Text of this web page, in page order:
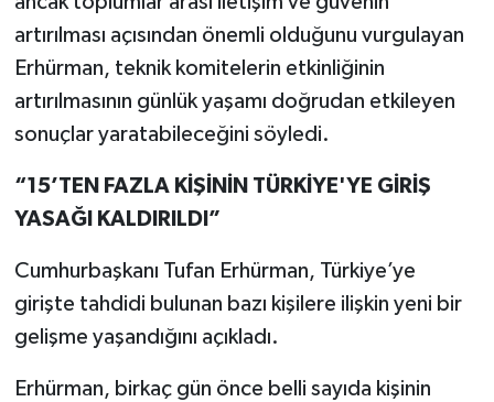
artırılması açısından önemli olduğunu vurgulayan
Erhürman, teknik komitelerin etkinliğinin
artırılmasının günlük yaşamı doğrudan etkileyen
sonuçlar yaratabileceğini söyledi.
“15’TEN FAZLA KİŞİNİN TÜRKİYE'YE GİRİŞ
YASAĞI KALDIRILDI”
Cumhurbaşkanı Tufan Erhürman, Türkiye’ye
girişte tahdidi bulunan bazı kişilere ilişkin yeni bir
gelişme yaşandığını açıkladı.
Erhürman, birkaç gün önce belli sayıda kişinin